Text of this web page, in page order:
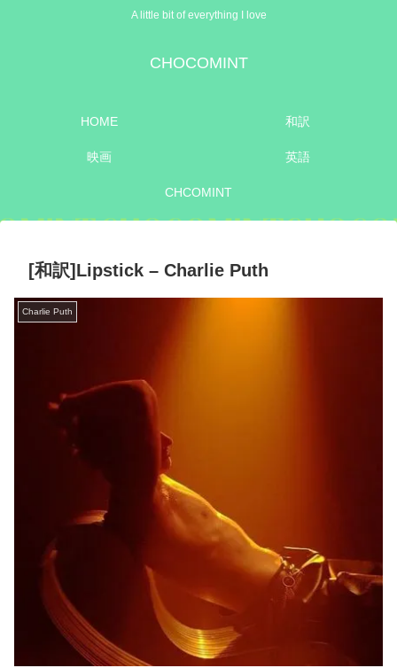
A little bit of everything I love
CHOCOMINT
HOME 和訳
映画 英語
CHCOMINT
[和訳]Lipstick – Charlie Puth
Charlie Puth